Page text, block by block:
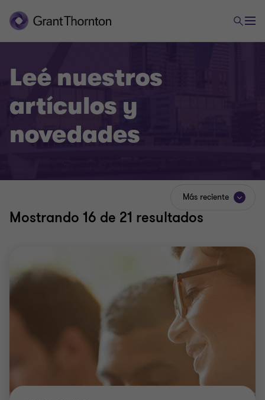
Leé nuestros
artículos y
novedades
Mostrando 16 de 21 resultados
Más reciente